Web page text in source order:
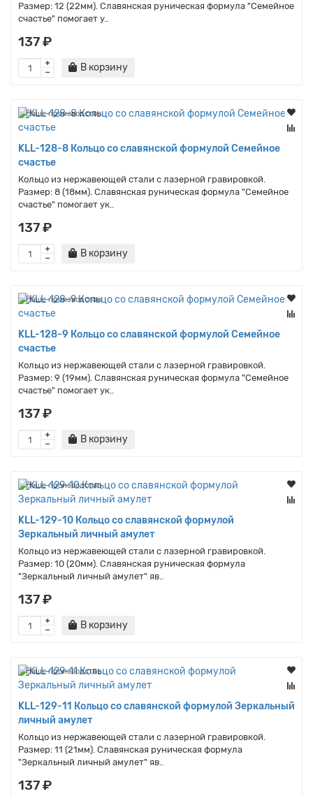
Размер: 12 (22мм). Славянская руническая формула "Семейное
счастье" помогает у..
137 ₽
В корзину
Наше производство
KLL-128-8 Кольцо со славянской формулой Семейное
счастье
Кольцо из нержавеющей стали с лазерной гравировкой.
Размер: 8 (18мм). Славянская руническая формула "Семейное
счастье" помогает ук..
137 ₽
В корзину
Наше производство
KLL-128-9 Кольцо со славянской формулой Семейное
счастье
Кольцо из нержавеющей стали с лазерной гравировкой.
Размер: 9 (19мм). Славянская руническая формула "Семейное
счастье" помогает ук..
137 ₽
В корзину
Наше производство
KLL-129-10 Кольцо со славянской формулой
Зеркальный личный амулет
Кольцо из нержавеющей стали с лазерной гравировкой.
Размер: 10 (20мм). Славянская руническая формула
"Зеркальный личный амулет" яв..
137 ₽
В корзину
Наше производство
KLL-129-11 Кольцо со славянской формулой Зеркальный
личный амулет
Кольцо из нержавеющей стали с лазерной гравировкой.
Размер: 11 (21мм). Славянская руническая формула
"Зеркальный личный амулет" яв..
137 ₽